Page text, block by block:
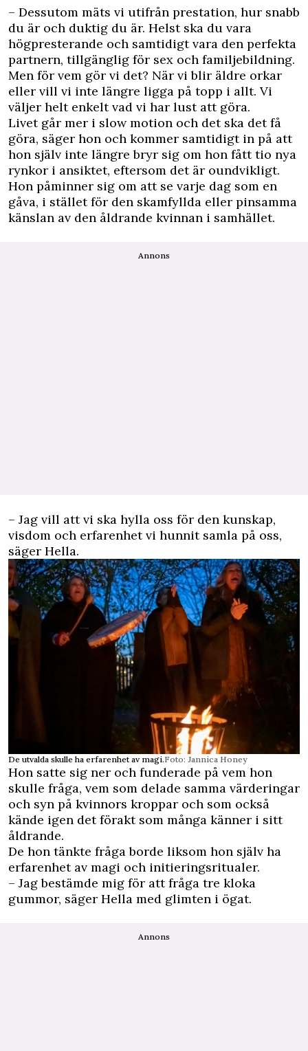
– Dessutom mäts vi utifrån prestation, hur snabb
du är och duktig du är. Helst ska du vara
högpresterande och samtidigt vara den perfekta
partnern, tillgänglig för sex och familjebildning.
Men för vem gör vi det? När vi blir äldre orkar
eller vill vi inte längre ligga på topp i allt. Vi
väljer helt enkelt vad vi har lust att göra.
Livet går mer i slow motion och det ska det få
göra, säger hon och kommer samtidigt in på att
hon själv inte längre bryr sig om hon fått tio nya
rynkor i ansiktet, eftersom det är oundvikligt.
Hon påminner sig om att se varje dag som en
gåva, i stället för den skamfyllda eller pinsamma
känslan av den åldrande kvinnan i samhället.
Annons
– Jag vill att vi ska hylla oss för den kunskap,
visdom och erfarenhet vi hunnit samla på oss,
säger Hella.
De utvalda skulle ha erfarenhet av magi.Foto: Jannica Honey
Hon satte sig ner och funderade på vem hon
skulle fråga, vem som delade samma värderingar
och syn på kvinnors kroppar och som också
kände igen det förakt som många känner i sitt
åldrande.
De hon tänkte fråga borde liksom hon själv ha
erfarenhet av magi och initieringsritualer.
– Jag bestämde mig för att fråga tre kloka
gummor, säger Hella med glimten i ögat.
Annons